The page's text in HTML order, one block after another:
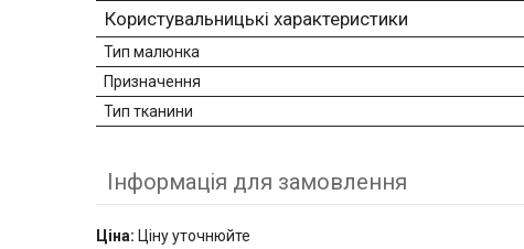
Користувальницькі характеристики
Тип малюнка
Призначення
Тип тканини
Інформація для замовлення
Ціна: Ціну уточнюйте